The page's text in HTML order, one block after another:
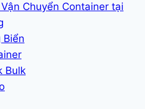
Chuyển Container tại
Biển
Bulk